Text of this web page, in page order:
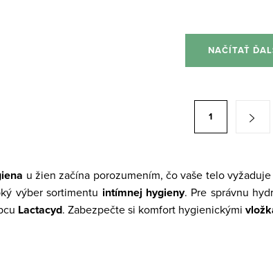
NAČÍTAŤ
1
u žien začína porozumením, čo vaše telo
výber sortimentu intímnej hygieny. Pre správnu
Lactacyd. Zabezpečte si komfort hygienickými